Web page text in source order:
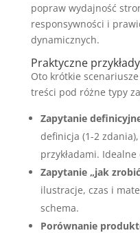
popraw wydajność
responsywności i
dynamicznych.
Praktyczne
Oto krótkie
treści pod różne typy
Zapytanie
definicja (1-2
przykładami.
Zapytanie „jak
ilustracje, czas i
schema.
Porównanie